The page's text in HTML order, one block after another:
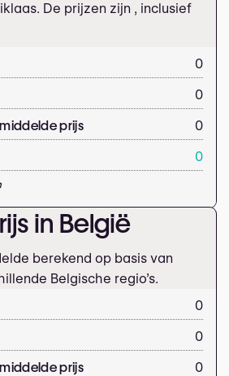
De prijzen zijn , inclusief
0
0
prijs
0
0
in België
berekend op basis van
Belgische regio’s.
0
0
prijs
0